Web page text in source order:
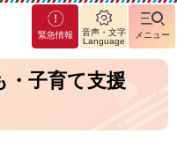
緊急情報
音声・文字
Language
メニュー
・子育て支援